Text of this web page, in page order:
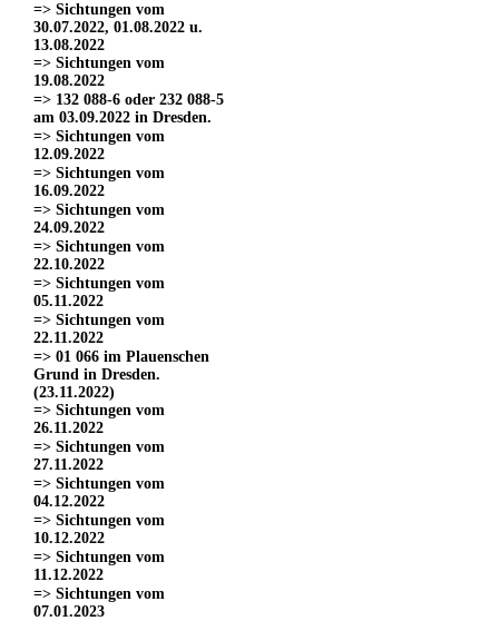
=> Sichtungen vom
30.07.2022, 01.08.2022 u.
13.08.2022
=> Sichtungen vom
19.08.2022
=> 132 088-6 oder 232 088-5
am 03.09.2022 in Dresden.
=> Sichtungen vom
12.09.2022
=> Sichtungen vom
16.09.2022
=> Sichtungen vom
24.09.2022
=> Sichtungen vom
22.10.2022
=> Sichtungen vom
05.11.2022
=> Sichtungen vom
22.11.2022
=> 01 066 im Plauenschen
Grund in Dresden.
(23.11.2022)
=> Sichtungen vom
26.11.2022
=> Sichtungen vom
27.11.2022
=> Sichtungen vom
04.12.2022
=> Sichtungen vom
10.12.2022
=> Sichtungen vom
11.12.2022
=> Sichtungen vom
07.01.2023